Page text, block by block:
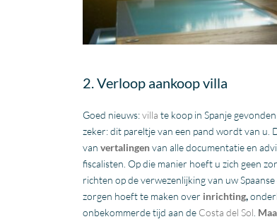
2. Verloop aankoop villa
Goed nieuws:villa te koop in Spanje
zeker: dit pareltje van een pand wordt van u.
van vertalingenvan alle documentatie en
fiscalisten. Op die manier hoeft u zich geen
richten op de verwezenlijking van uw
zorgen hoeft te maken over inrichting,
onbekommerde tijd aan de Costa del Sol.